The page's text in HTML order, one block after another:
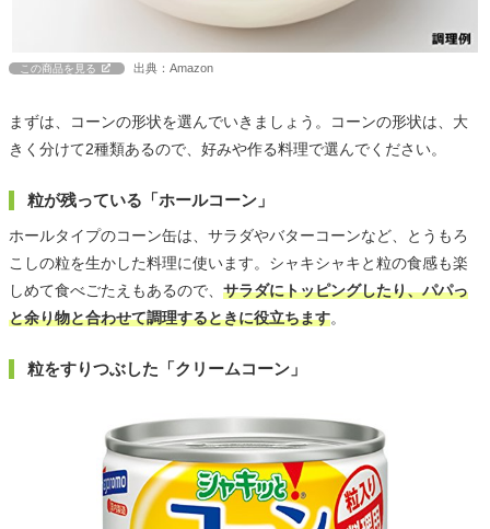
この商品を見る 出典：Amazon
まずは、コーンの形状を選んでいきましょう。コーンの形状は、大
きく分けて2種類あるので、好みや作る料理で選んでください。
粒が残っている「ホールコーン」
ホールタイプのコーン缶は、サラダやバターコーンなど、とうもろ
こしの粒を生かした料理に使います。シャキシャキと粒の食感も楽
しめて食べごたえもあるので、 サラダにトッピングしたり、パパっ
と余り物と合わせて調理するときに役立ちます。
粒をすりつぶした「クリームコーン」